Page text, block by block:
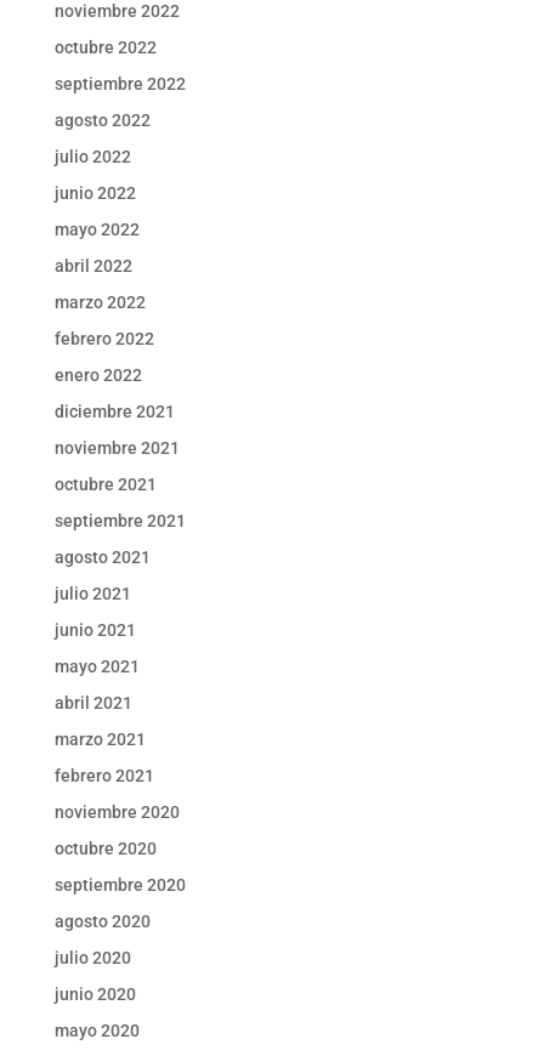
noviembre 2022
octubre 2022
septiembre 2022
agosto 2022
julio 2022
junio 2022
mayo 2022
abril 2022
marzo 2022
febrero 2022
enero 2022
diciembre 2021
noviembre 2021
octubre 2021
septiembre 2021
agosto 2021
julio 2021
junio 2021
mayo 2021
abril 2021
marzo 2021
febrero 2021
noviembre 2020
octubre 2020
septiembre 2020
agosto 2020
julio 2020
junio 2020
mayo 2020